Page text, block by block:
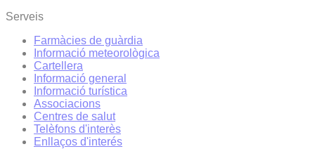
Serveis
Farmàcies de guàrdia
Informació meteorològica
Cartellera
Informació general
Informació turística
Associacions
Centres de salut
Telèfons d'interès
Enllaços d'interés